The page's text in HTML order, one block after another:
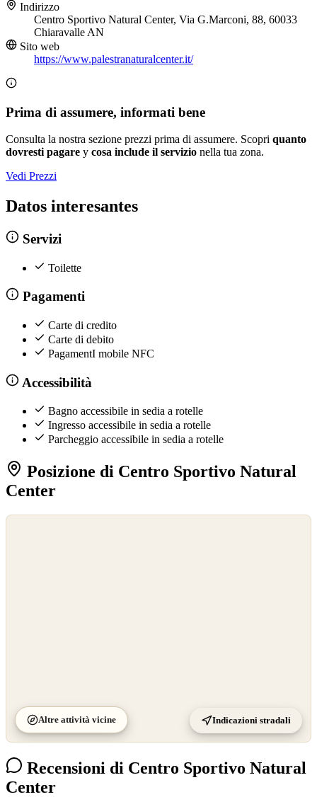
Indirizzo
Centro Sportivo Natural Center, Via G.Marconi, 88, 60033
Chiaravalle AN
Sito web
https://www.palestranaturalcenter.it/
Prima di assumere, informati bene
Consulta la nostra sezione prezzi prima di assumere. Scopri quanto
dovresti pagare y cosa include il servizio nella tua zona.
Vedi Prezzi
Datos interesantes
Servizi
Toilette
Pagamenti
Carte di credito
Carte di debito
PagamentI mobile NFC
Accessibilità
Bagno accessibile in sedia a rotelle
Ingresso accessibile in sedia a rotelle
Parcheggio accessibile in sedia a rotelle
Posizione di Centro Sportivo Natural
Center
Altre attività vicine Indicazioni stradali
Recensioni di Centro Sportivo Natural
Center